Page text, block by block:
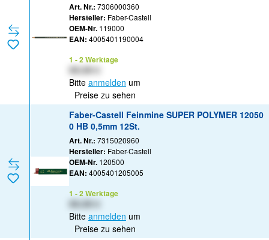
Art. Nr.: 7306000360
Hersteller: Faber-Castell
OEM-Nr. 119000
EAN: 4005401190004
1 - 2 Werktage
Bitte anmelden um
Preise zu sehen
Faber-Castell Feinmine SUPER POLYMER 12050
0 HB 0,5mm 12St.
Art. Nr.: 7315020960
Hersteller: Faber-Castell
OEM-Nr. 120500
EAN: 4005401205005
1 - 2 Werktage
Bitte anmelden um
Preise zu sehen